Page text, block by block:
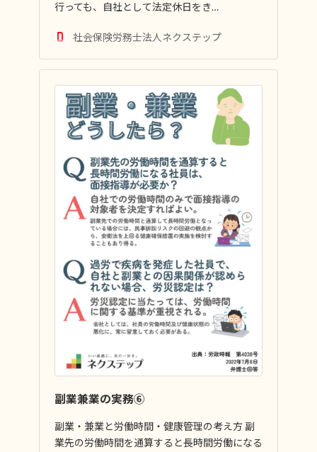
行っても、自社として法定休日をき…
社会保険労務士法人ネクステップ
副業兼業の実務⑥
副業・兼業と労働時間・健康管理の考え方 副
業先の労働時間を通算すると長時間労働になる